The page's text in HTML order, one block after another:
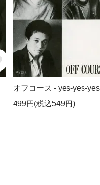
オフコース - yes-yes-
499円(税込549円)